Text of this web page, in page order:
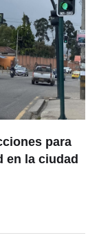
para
en la ciudad